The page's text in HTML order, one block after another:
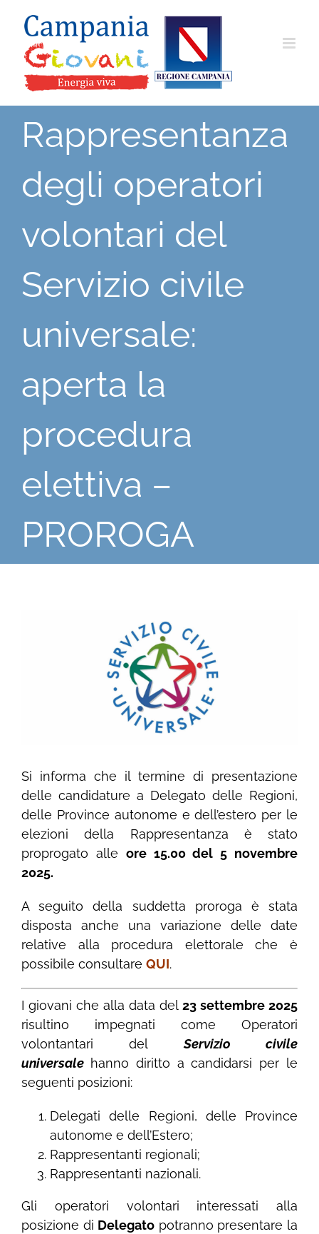
contenuto
Rappresentanza
degli operatori
volontari del
Servizio civile
universale:
aperta la
procedura
elettiva –
PROROGA
Si informa che il termine di presentazione
delle candidature a Delegato delle Regioni,
delle Province autonome e dell’estero per le
elezioni della Rappresentanza è stato
proprogato alle ore 15.00 del 5 novembre
2025.
A seguito della suddetta proroga è stata
disposta anche una variazione delle date
relative alla procedura elettorale che è
possibile consultare QUI.
I giovani che alla data del23 settembre 2025
risultino impegnati come Operatori
volontantari del Servizio civile
universale hanno diritto a candidarsi per le
seguenti posizioni:
Delegati delle Regioni, delle Province
autonome e dell’Estero;
Rappresentanti regionali;
Rappresentanti nazionali.
Gli operatori volontari interessati alla
posizione di Delegato potranno presentare la